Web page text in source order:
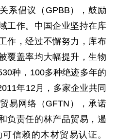
系倡议（GPBB），鼓励
工作。中国企业坚持在库
作，经过不懈努力，库布
覆盖率均大幅提升，生物
种，100多种绝迹多年的
年12月，多家企业共同
易网络（GFTN），承诺
负责任的林产品贸易，遏
信赖的木材贸易认证。